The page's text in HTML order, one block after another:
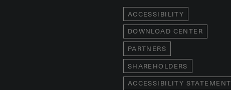
ACCESSIBILITY
DOWNLOAD CENTER
PARTNERS
SHAREHOLDERS
ACCESSIBILITY STATEMENT